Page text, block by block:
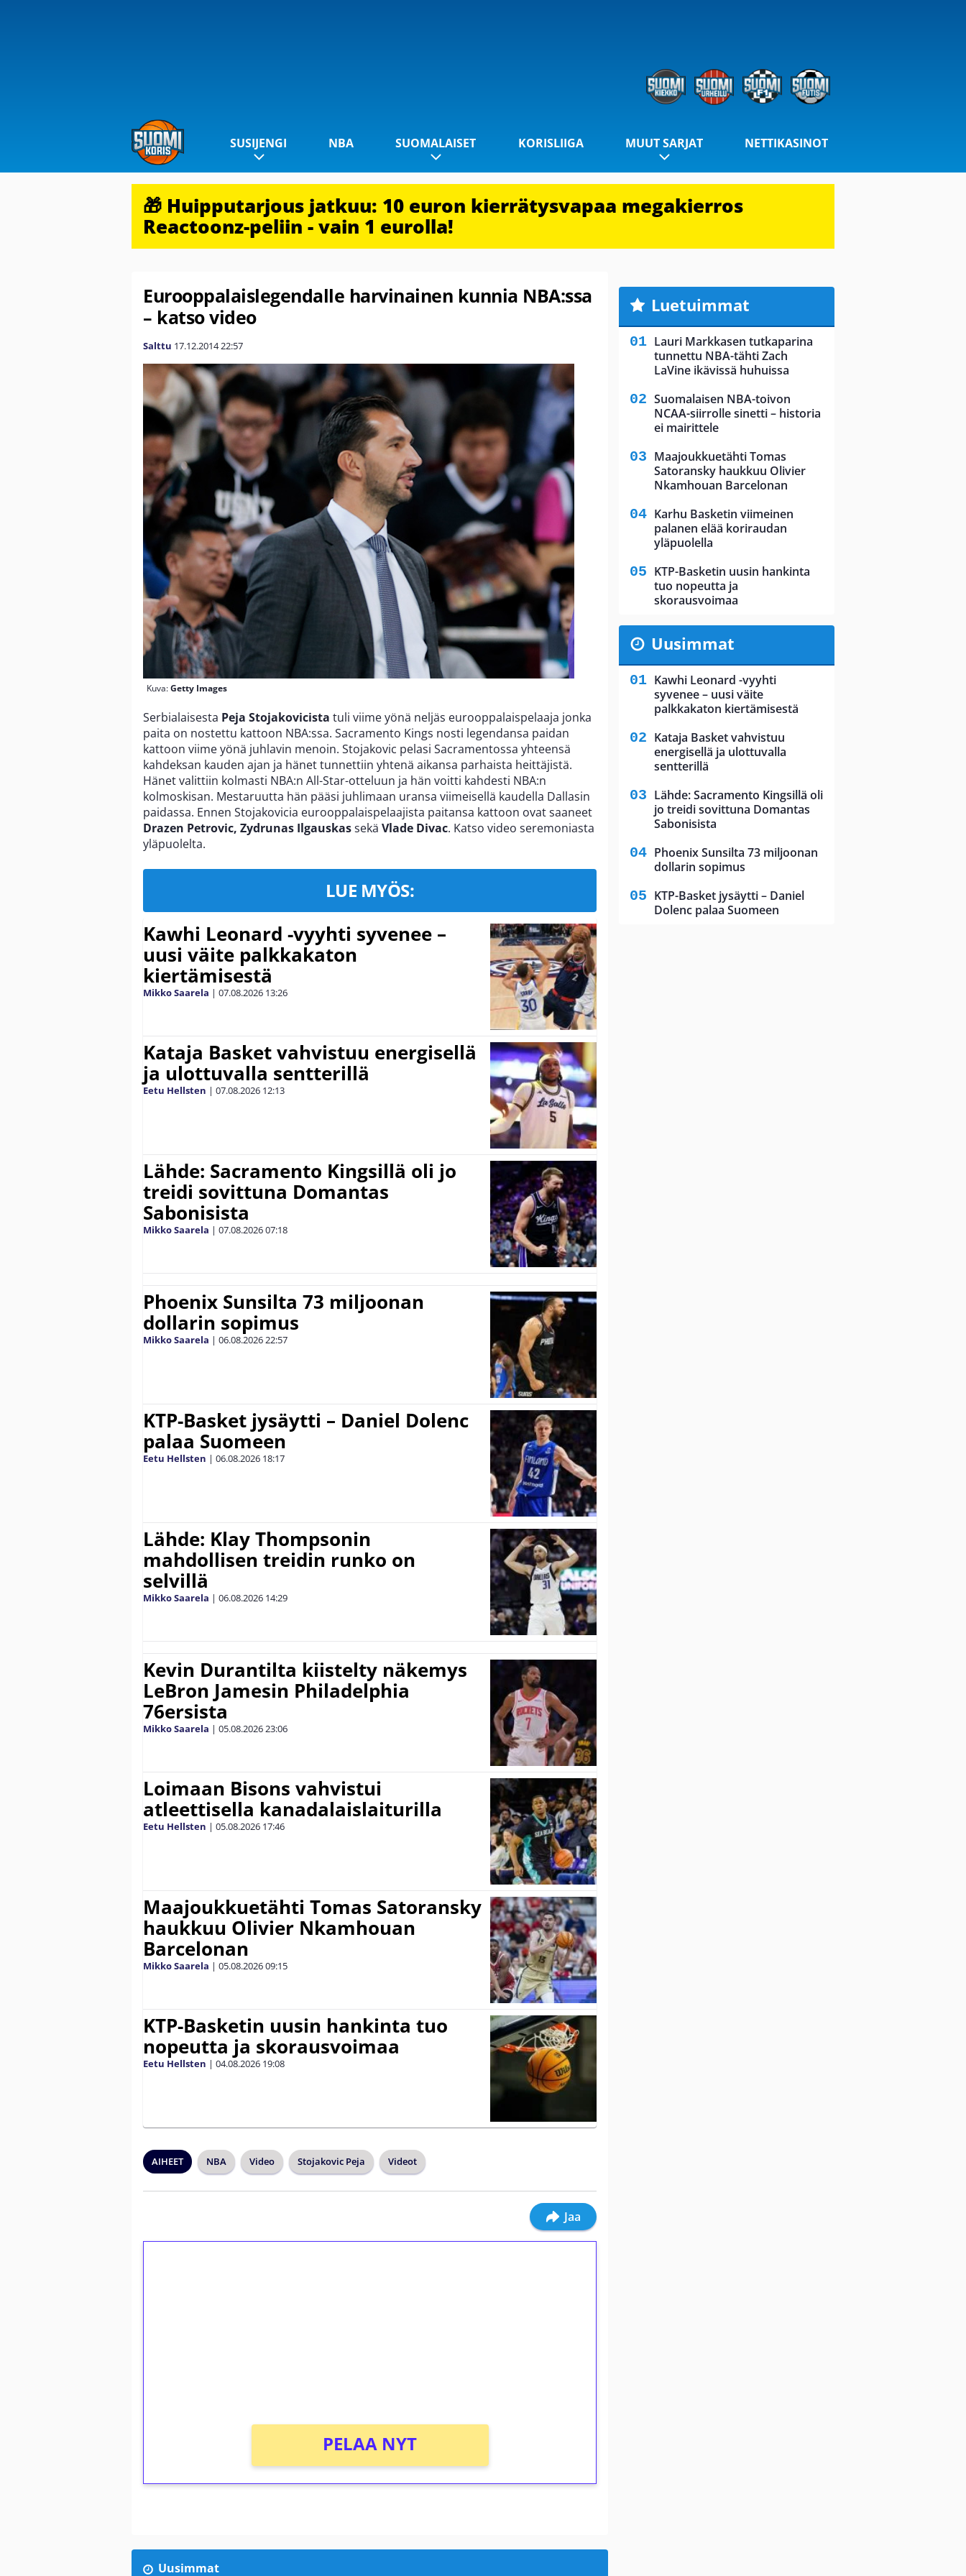
SUSIJENGI NBA SUOMALAISET KORISLIIGA MUUT SARJAT NETTIKASINOT
🎁 Huipputarjous jatkuu: 10 euron kierrätysvapaa megakierros
Reactoonz-peliin - vain 1 eurolla!
Eurooppalaislegendalle harvinainen kunnia NBA:ssa
– katso video
Salttu 17.12.201422:57
Kuva:Getty Images
Serbialaisesta Peja Stojakovicista tuli viime yönä neljäs eurooppalaispelaaja jonka
paita on nostettu kattoon NBA:ssa. Sacramento Kings nosti legendansa paidan
kattoon viime yönä juhlavin menoin. Stojakovic pelasi Sacramentossa yhteensä
kahdeksan kauden ajan ja hänet tunnettiin yhtenä aikansa parhaista heittäjistä.
Hänet valittiin kolmasti NBA:n All-Star-otteluun ja hän voitti kahdesti NBA:n
kolmoskisan. Mestaruutta hän pääsi juhlimaan uransa viimeisellä kaudella Dallasin
paidassa. Ennen Stojakovicia eurooppalaispelaajista paitansa kattoon ovat saaneet
Drazen Petrovic, Zydrunas Ilgauskassekä Vlade Divac. Katso video seremoniasta
yläpuolelta.
LUE MYÖS:
Kawhi Leonard -vyyhti syvenee –
uusi väite palkkakaton
kiertämisestä
Mikko Saarela | 07.08.2026 13:26
Kataja Basket vahvistuu energisellä
ja ulottuvalla sentterillä
Eetu Hellsten | 07.08.2026 12:13
Lähde: Sacramento Kingsillä oli jo
treidi sovittuna Domantas
Sabonisista
Mikko Saarela | 07.08.202607:18
Phoenix Sunsilta 73 miljoonan
dollarin sopimus
Mikko Saarela | 06.08.202622:57
KTP-Basket jysäytti – Daniel Dolenc
palaa Suomeen
Eetu Hellsten | 06.08.2026 18:17
Lähde: Klay Thompsonin
mahdollisen treidin runko on
selvillä
Mikko Saarela | 06.08.2026 14:29
Kevin Durantilta kiistelty näkemys
LeBron Jamesin Philadelphia
76ersista
Mikko Saarela | 05.08.202623:06
Loimaan Bisons vahvistui
atleettisella kanadalaislaiturilla
Eetu Hellsten | 05.08.2026 17:46
Maajoukkuetähti Tomas Satoransky
haukkuu Olivier Nkamhouan
Barcelonan
Mikko Saarela | 05.08.202609:15
KTP-Basketin uusin hankinta tuo
nopeutta ja skorausvoimaa
Eetu Hellsten | 04.08.2026 19:08
AIHEET NBA Video Stojakovic Peja Videot
Jaa
PELAA NYT
Uusimmat
Luetuimmat
Lauri Markkasen tutkaparina
tunnettu NBA-tähti Zach
LaVine ikävissä huhuissa
Suomalaisen NBA-toivon
NCAA-siirrolle sinetti – historia
ei mairittele
Maajoukkuetähti Tomas
Satoransky haukkuu Olivier
Nkamhouan Barcelonan
Karhu Basketin viimeinen
palanen elää koriraudan
yläpuolella
KTP-Basketin uusin hankinta
tuo nopeutta ja
skorausvoimaa
Uusimmat
Kawhi Leonard -vyyhti
syvenee – uusi väite
palkkakaton kiertämisestä
Kataja Basket vahvistuu
energisellä ja ulottuvalla
sentterillä
Lähde: Sacramento Kingsillä oli
jo treidi sovittuna Domantas
Sabonisista
Phoenix Sunsilta 73 miljoonan
dollarin sopimus
KTP-Basket jysäytti – Daniel
Dolenc palaa Suomeen